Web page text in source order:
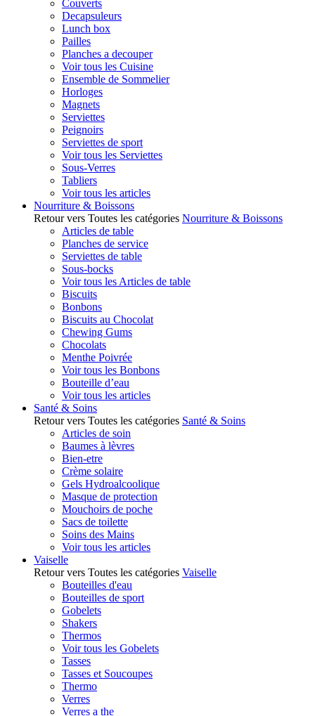
Couverts
Decapsuleurs
Lunch box
Pailles
Planches a decouper
Voir tous les Cuisine
Ensemble de Sommelier
Horloges
Magnets
Serviettes
Peignoirs
Serviettes de sport
Voir tous les Serviettes
Sous-Verres
Tabliers
Voir tous les articles
Nourriture & Boissons
Retour vers Toutes les catégories Nourriture & Boissons
Articles de table
Planches de service
Serviettes de table
Sous-bocks
Voir tous les Articles de table
Biscuits
Bonbons
Biscuits au Chocolat
Chewing Gums
Chocolats
Menthe Poivrée
Voir tous les Bonbons
Bouteille d’eau
Voir tous les articles
Santé & Soins
Retour vers Toutes les catégories Santé & Soins
Articles de soin
Baumes à lèvres
Bien-etre
Crème solaire
Gels Hydroalcoolique
Masque de protection
Mouchoirs de poche
Sacs de toilette
Soins des Mains
Voir tous les articles
Vaiselle
Retour vers Toutes les catégories Vaiselle
Bouteilles d'eau
Bouteilles de sport
Gobelets
Shakers
Thermos
Voir tous les Gobelets
Tasses
Tasses et Soucoupes
Thermo
Verres
Verres a the